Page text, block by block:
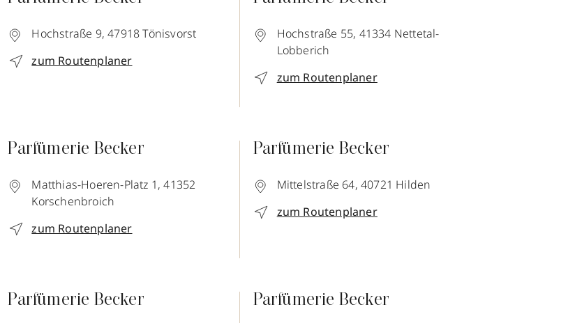
Hochstraße 9, 47918Tönisvorst
zum Routenplaner
Hochstraße 55, 41334 Nettetal-
Lobberich
zum Routenplaner
Parfümerie Becker
Matthias-Hoeren-Platz 1, 41352
Korschenbroich
zum Routenplaner
Parfümerie Becker
Mittelstraße 64, 40721 Hilden
zum Routenplaner
Parfümerie Becker Parfümerie Becker